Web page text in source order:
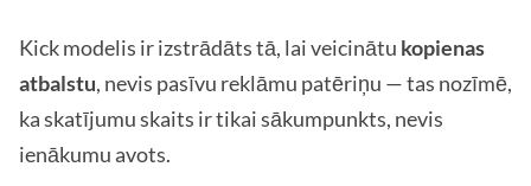
Kick modelis ir izstrādāts tā, lai veicinātu kopienas
atbalstu, nevis pasīvu reklāmu patēriņu — tas nozīmē,
ka skatījumu skaits ir tikai sākumpunkts, nevis
ienākumu avots.